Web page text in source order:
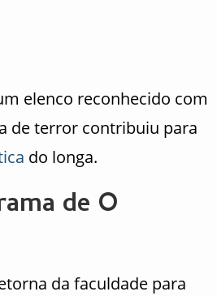
elenco reconhecido com
de terror contribuiu para
do longa.
de O
da faculdade para